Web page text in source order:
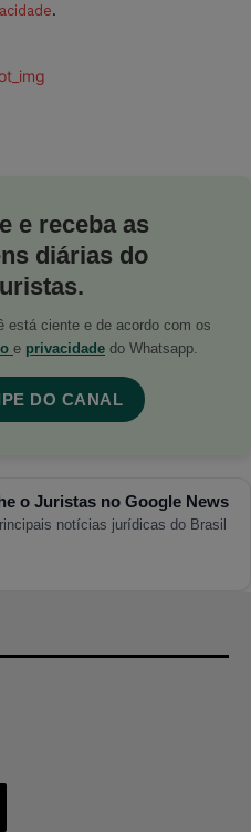
.
e receba as
diárias do
está ciente e de acordo com os
e privacidade do Whatsapp.
DO CANAL
o Juristas no Google News
notícias jurídicas do Brasil